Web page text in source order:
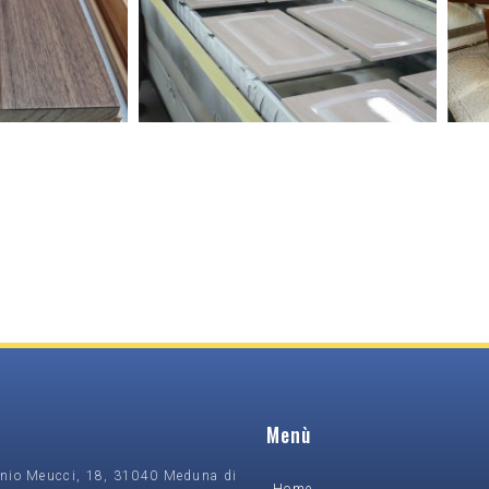
Meucci, 18, 31040 Meduna di
Menù